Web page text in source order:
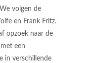
We volgen de
en Frank Fritz.
opzoek naar de
een
in verschillende